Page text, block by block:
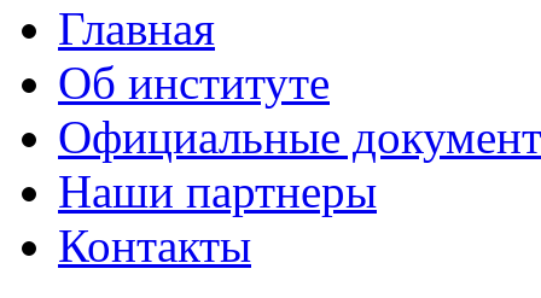
Главная
Об институте
Официальные
Наши партнеры
Контакты